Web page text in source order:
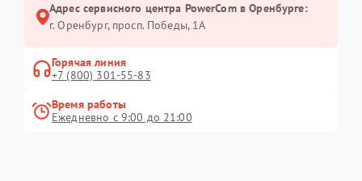
Адрес сервисного центра PowerCom в Оренбурге:
г. Оренбург, просп. Победы, 1А
Горячая линия
+7 (800) 301-55-83
Время работы
Ежедневно с 9:00 до 21:00